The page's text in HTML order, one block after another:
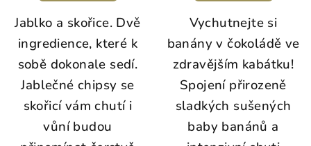
Jablko a skořice. Dvě
ingredience, které k
sobě dokonale sedí.
Jablečné chipsy se
skořicí vám chutí i
vůní budou
Vychutnejte si
banány v čokoládě ve
zdravějším kabátku!
Spojení přirozeně
sladkých sušených
baby banánů a